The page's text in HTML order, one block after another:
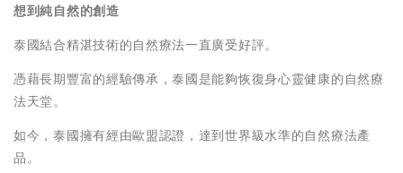
想到純自然的創造
泰國結合精湛技術的自然療法一直廣受好評。
憑藉長期豐富的經驗傳承，泰國是能夠恢復身心靈健康的自然療
法天堂。
如今，泰國擁有經由歐盟認證，達到世界級水準的自然療法產
品。